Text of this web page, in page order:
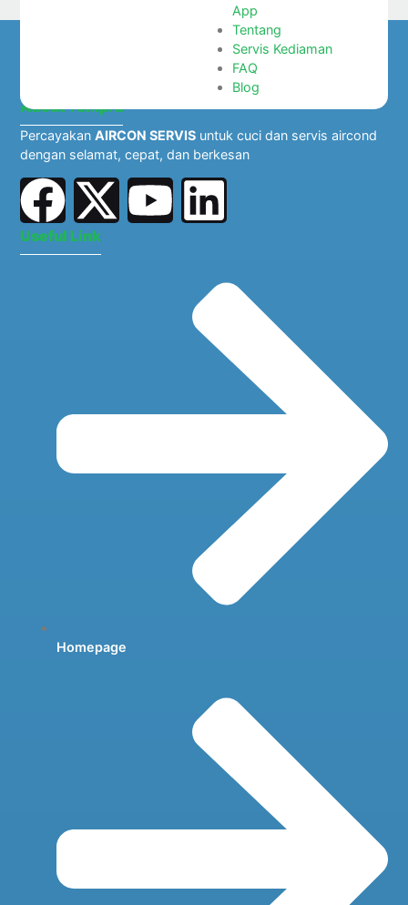
App
Tentang
Servis Kediaman
FAQ
Blog
About Tempra
PercayakanAIRCON SERVIS untuk cuci dan servis aircond
dengan selamat, cepat, dan berkesan
Useful Link
Homepage